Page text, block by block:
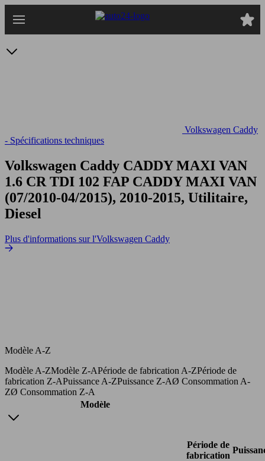
au
Volkswagen Caddy
- Spécifications techniques
Volkswagen Caddy CADDY MAXI VAN
1.6 CR TDI 102 FAP CADDY MAXI VAN
(07/2010-04/2015), 2010-2015, Utilitaire,
Diesel
Plus d'informations sur l'Volkswagen Caddy
Modèle A-Z
Modèle A-ZModèle Z-APériode de fabrication A-ZPériode de
fabrication Z-APuissance A-ZPuissance Z-AØ Consommation A-
ZØ Consommation Z-A
Modèle
Période de
fabrication